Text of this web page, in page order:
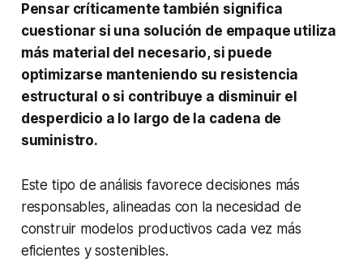
Pensar críticamente también significa
cuestionar si una solución de empaque utiliza
más material del necesario, si puede
optimizarse manteniendo su resistencia
estructural o si contribuye a disminuir el
desperdicio a lo largo de la cadena de
suministro.
Este tipo de análisis favorece decisiones más
responsables, alineadas con la necesidad de
construir modelos productivos cada vez más
eficientes y sostenibles.